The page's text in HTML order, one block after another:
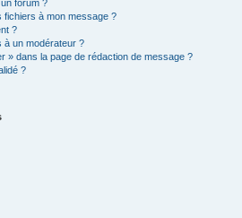
forum ?
fichiers à mon message ?
?
à un modérateur ?
» dans la page de rédaction de message ?
?